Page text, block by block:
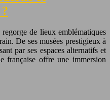
de lieux emblématiques
De ses musées prestigieux à
par ses espaces alternatifs et
française offre une immersion